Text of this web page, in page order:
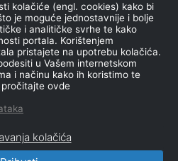
SUDSKIH OBJAVA
kolačiće (engl. cookies) kako bi
je moguće jednostavnije i bolje
i analitičke svrhe te kako
portala. Korištenjem
pristajete na upotrebu kolačića.
u Vašem internetskom
i načinu kako ih koristimo te
ovde
kolačića